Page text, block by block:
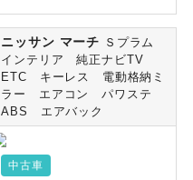
ニッサン マーチ
Ｓプラム
インテリア 純正ナビTV
ETC キーレス 電動格納ミ
ラー エアコン パワステ
ABS エアバック
中古車